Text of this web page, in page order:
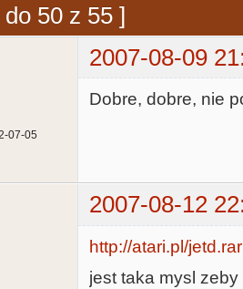
50 z 55 ]
2007-08-09
07-05
Dobre, dobre, nie
2007-08-12
http://atari.pl/jetd.rar
jest taka mysl